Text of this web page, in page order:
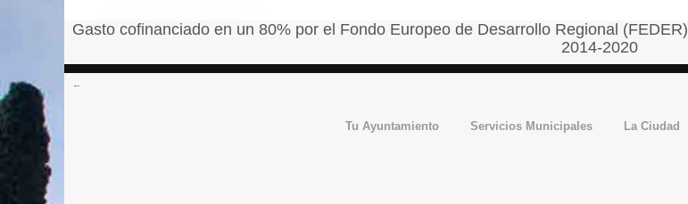
Gasto cofinanciado en un 80% por el Fondo Europeo de Desarrollo Regional
2014-2020
Tu Ayuntamiento Servicios Municipales La Ciudad